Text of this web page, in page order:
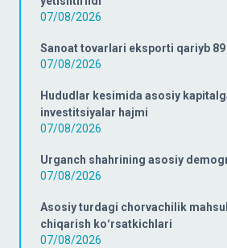
07/08/2026
Sanoat tovarlari eksporti qariyb 89
07/08/2026
Hududlar kesimida asosiy
investitsiyalar hajmi
07/08/2026
Urganch shahrining asosiy
07/08/2026
Asosiy turdagi chorvachilik
chiqarish koʻrsatkichlari
07/08/2026